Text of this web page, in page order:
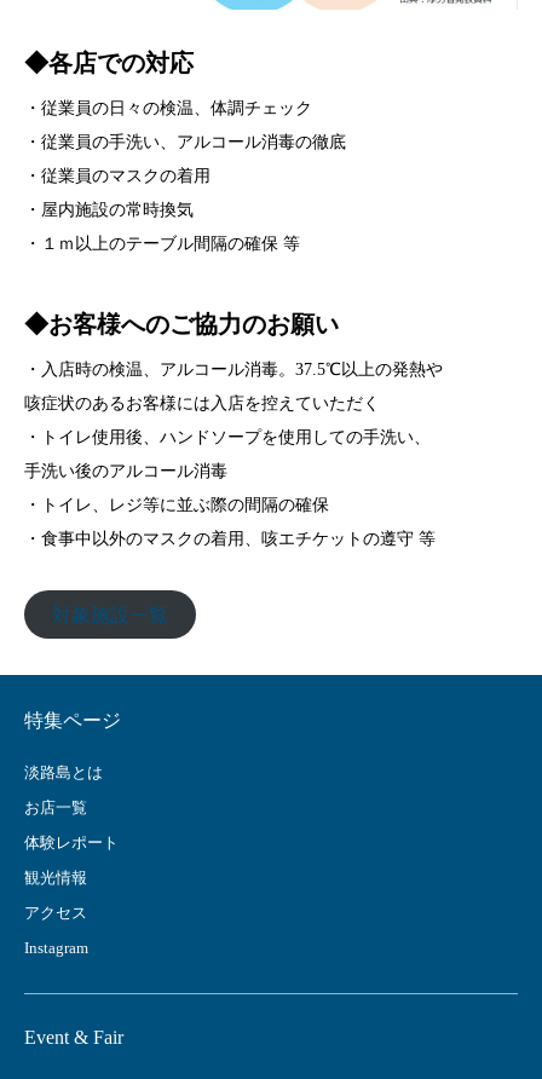
◆各店での対応
・従業員の日々の検温、体調チェック
・従業員の手洗い、アルコール消毒の徹底
・従業員のマスクの着用
・屋内施設の常時換気
・１ｍ以上のテーブル間隔の確保 等
◆お客様へのご協力のお願い
・入店時の検温、アルコール消毒。37.5℃以上の発熱や
咳症状のあるお客様には入店を控えていただく
・トイレ使用後、ハンドソープを使用しての手洗い、
手洗い後のアルコール消毒
・トイレ、レジ等に並ぶ際の間隔の確保
・食事中以外のマスクの着用、咳エチケットの遵守 等
対象施設一覧
特集ページ
淡路島とは
お店一覧
体験レポート
観光情報
アクセス
Instagram
Event & Fair